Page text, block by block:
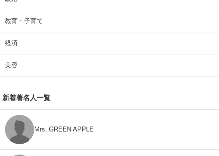
教育・子育て
経済
美容
新着著名人一覧
Mrs. GREEN APPLE